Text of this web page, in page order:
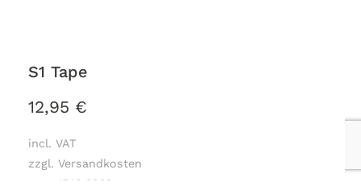
S1 Tape
12,95 €
incl. VAT
zzgl. Versandkosten
zum 15.10.2022